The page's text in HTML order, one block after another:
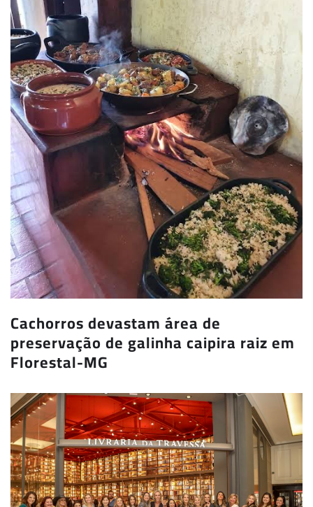
Cachorros devastam área de
preservação de galinha caipira raiz em
Florestal-MG